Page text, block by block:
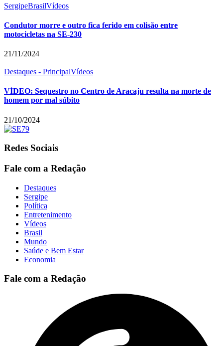
SergipeBrasilVídeos
Condutor morre e outro fica ferido em colisão entre
motocicletas na SE-230
21/11/2024
Destaques - PrincipalVídeos
VÍDEO: Sequestro no Centro de Aracaju resulta na morte de
homem por mal súbito
21/10/2024
Redes Sociais
Fale com a Redação
Destaques
Sergipe
Política
Entretenimento
Vídeos
Brasil
Mundo
Saúde e Bem Estar
Economia
Fale com a Redação